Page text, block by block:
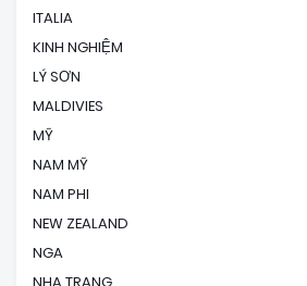
ITALIA
KINH NGHIỆM
LÝ SƠN
MALDIVIES
MỸ
NAM MỸ
NAM PHI
NEW ZEALAND
NGA